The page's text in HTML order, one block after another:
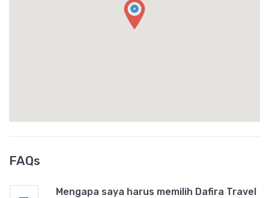
FAQs
Mengapa saya harus memilih Dafira Travel